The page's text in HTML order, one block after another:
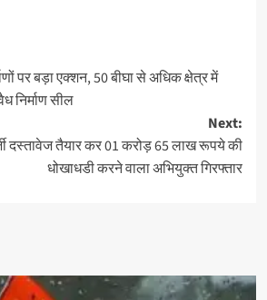
पर बड़ा एक्शन, 50 बीघा से अधिक क्षेत्र में
निर्माण सील
Next:
दस्तावेज तैयार कर 01 करोड़ 65 लाख रूपये की
धोखाधडी करने वाला अभियुक्त गिरफ्तार